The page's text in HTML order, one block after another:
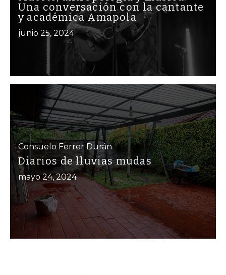
Una conversación con la cantante
y académica Amapola
junio 25, 2024
Consuelo Ferrer Durán
Diarios de lluvias mudas
mayo 24, 2024